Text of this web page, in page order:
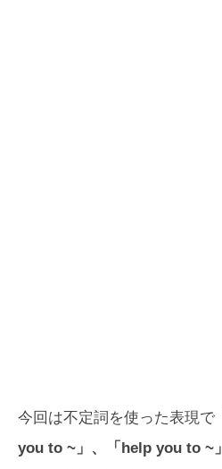
今回は不定詞を使った表現で
you to ~」、「help you to ~」